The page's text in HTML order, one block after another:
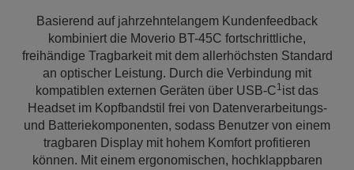
Basierend auf jahrzehntelangem Kundenfeedback
kombiniert die Moverio BT-45C fortschrittliche,
freihändige Tragbarkeit mit dem allerhöchsten Standard
an optischer Leistung. Durch die Verbindung mit
kompatiblen externen Geräten über USB-C1ist das
Headset im Kopfbandstil frei von Datenverarbeitungs-
und Batteriekomponenten, sodass Benutzer von einem
tragbaren Display mit hohem Komfort profitieren
können. Mit einem ergonomischen, hochklappbaren